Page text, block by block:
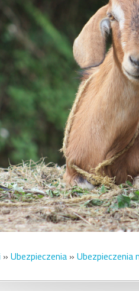
» Ubezpieczenia » Ubezpieczenia